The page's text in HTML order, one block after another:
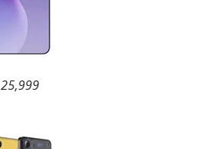
25,999